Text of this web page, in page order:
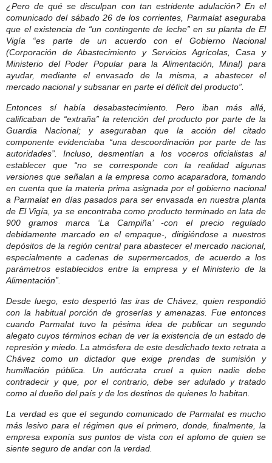
¿Pero de qué se disculpan con tan estridente adulación? En el
comunicado del sábado 26 de los corrientes, Parmalat aseguraba
que el existencia de “un contingente de leche” en su planta de El
Vigía “es parte de un acuerdo con el Gobierno Nacional
(Corporación de Abastecimiento y Servicios Agrícolas, Casa y
Ministerio del Poder Popular para la Alimentación, Minal) para
ayudar, mediante el envasado de la misma, a abastecer el
mercado nacional y subsanar en parte el déficit del producto”.
Entonces sí había desabastecimiento. Pero iban más allá,
calificaban de “extraña” la retención del producto por parte de la
Guardia Nacional; y aseguraban que la acción del citado
componente evidenciaba “una descoordinación por parte de las
autoridades”. Incluso, desmentían a los voceros oficialistas al
establecer que “no se corresponde con la realidad algunas
versiones que señalan a la empresa como acaparadora, tomando
en cuenta que la materia prima asignada por el gobierno nacional
a Parmalat en días pasados para ser envasada en nuestra planta
de El Vigía, ya se encontraba como producto terminado en lata de
900 gramos marca ‘La Campiña’ -con el precio regulado
debidamente marcado en el empaque-, dirigiéndose a nuestros
depósitos de la región central para abastecer el mercado nacional,
especialmente a cadenas de supermercados, de acuerdo a los
parámetros establecidos entre la empresa y el Ministerio de la
Alimentación”.
Desde luego, esto despertó las iras de Chávez, quien respondió
con la habitual porción de groserías y amenazas. Fue entonces
cuando Parmalat tuvo la pésima idea de publicar un segundo
alegato cuyos términos echan de ver la existencia de un estado de
represión y miedo. La atmósfera de este desdichado texto retrata a
Chávez como un dictador que exige prendas de sumisión y
humillación pública. Un autócrata cruel a quien nadie debe
contradecir y que, por el contrario, debe ser adulado y tratado
como al dueño del país y de los destinos de quienes lo habitan.
La verdad es que el segundo comunicado de Parmalat es mucho
más lesivo para el régimen que el primero, donde, finalmente, la
empresa exponía sus puntos de vista con el aplomo de quien se
siente seguro de andar con la verdad.